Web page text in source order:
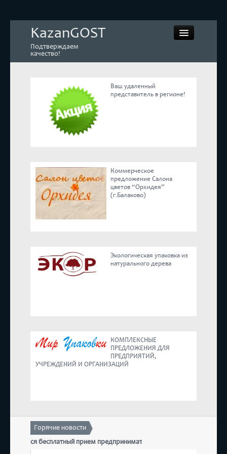
KazanGOST
Подтверждаем
качество!
Контрольная закупка
Дегустации. Экспертиза
Экспертное мнение
Корпоративные блоги
Предложения
Ваш удаленный
представитель в регионе!
Коммерческое
предложение Салона
цветов “Орхидея”
(г.Балаково)
Экологическая упаковка из
натурального дерева
КОМПЛЕКСНЫЕ
ПРЕДЛОЖЕНИЯ ДЛЯ
ПРЕДПРИЯТИЙ,
УЧРЕЖДЕНИЙ И ОРГАНИЗАЦИЙ
Горячие новости
бесплатный прием предпринимателей